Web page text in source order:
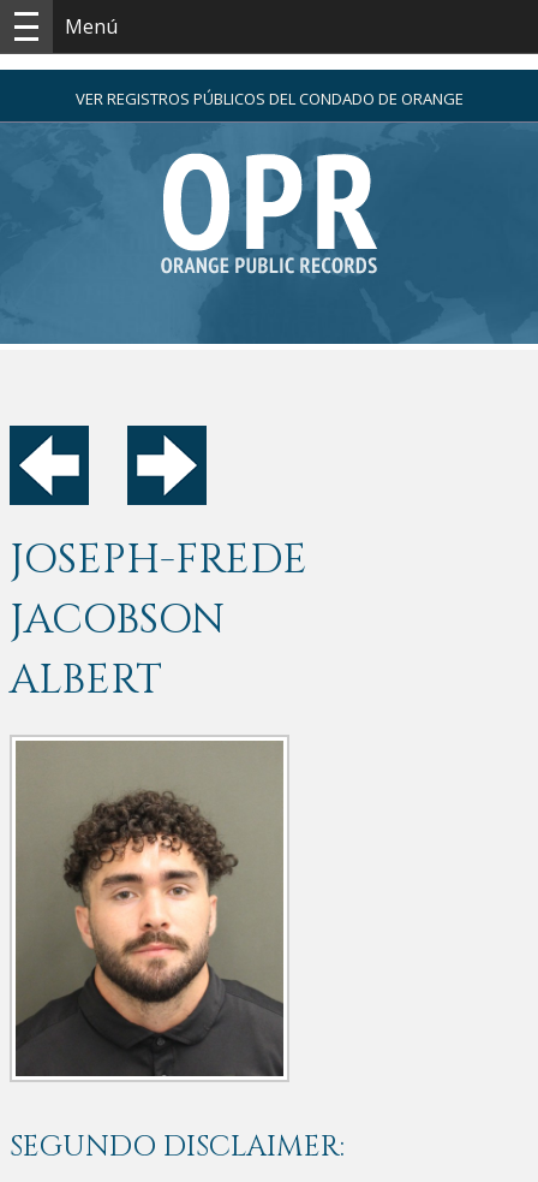
Menú
VER REGISTROS PÚBLICOS DEL CONDADO DE ORANGE
JOSEPH-FREDE
JACOBSON
ALBERT
SEGUNDO DISCLAIMER: